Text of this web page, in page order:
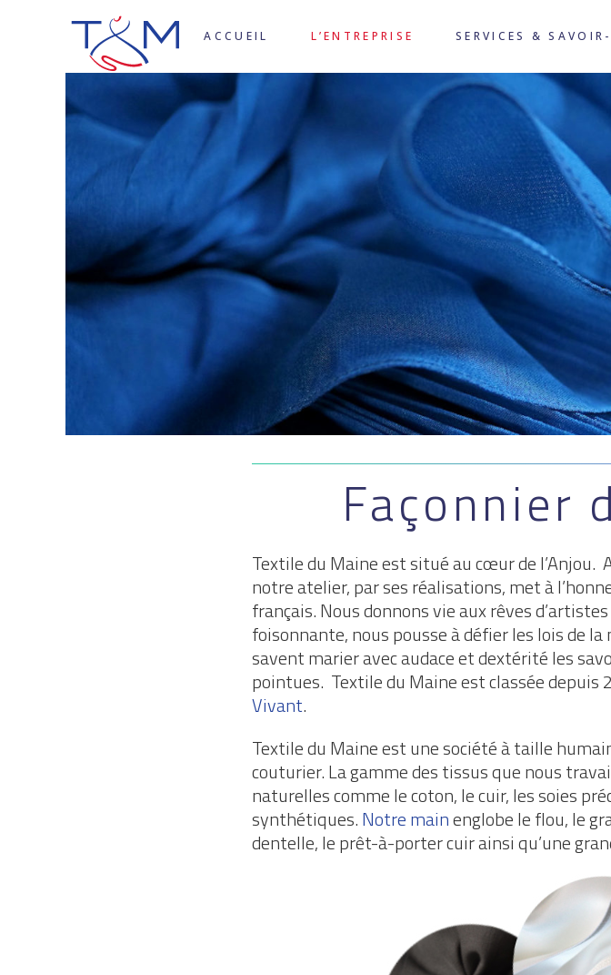
ACCUEIL L’ENTREPRISE SERVICES &
Façonnier
Textile du Maine est situé au cœur de l’Anjou.
notre atelier, par ses réalisations, met à
français. Nous donnons vie aux rêves
foisonnante, nous pousse à défier les lois de
savent marier avec audace et dextérité les
pointues. Textile du Maine est classée depuis
Vivant.
Textile du Maine est une société à taille
couturier. La gamme des tissus que nous
naturelles comme le coton, le cuir, les soies
synthétiques.Notre mainenglobe le flou, le
dentelle, le prêt-à-porter cuir ainsi qu’une